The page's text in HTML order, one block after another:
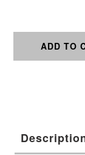
ADD TO